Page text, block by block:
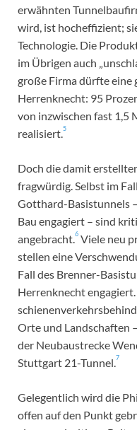
erwähnten
wird, ist hocheffizient;
Technologie. Die
im Übrigen auch
große Firma dürfte eine
Herrenknecht: 95
von inzwischen fast 1,5
realisiert.5
Doch die damit
fragwürdig. Selbst im
Gotthard-Basistunnels
Bau engagiert – sind
angebracht.6 Viele neu
stellen eine
Fall des Brenner-
Herrenknecht
Orte und Landschaften
der Neubaustrecke
Stuttgart 21-Tunnel.7
Gelegentlich wird die
offen auf den Punkt